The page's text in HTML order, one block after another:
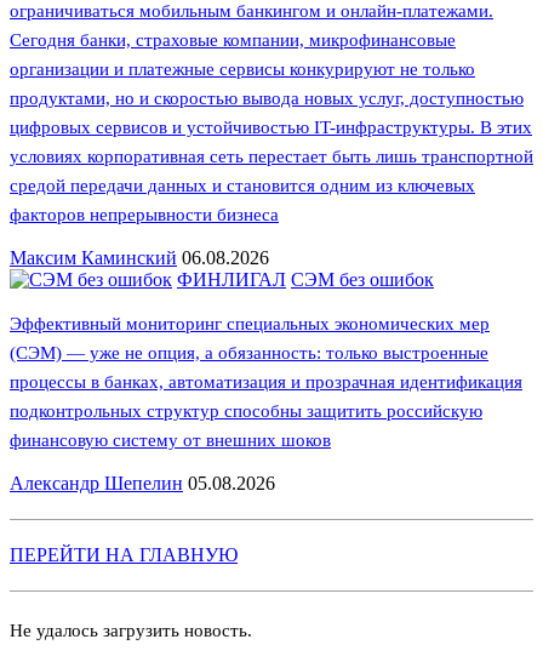
ограничиваться мобильным банкингом и онлайн-платежами.
Сегодня банки, страховые компании, микрофинансовые
организации и платежные сервисы конкурируют не только
продуктами, но и скоростью вывода новых услуг, доступностью
цифровых сервисов и устойчивостью IT-инфраструктуры. В этих
условиях корпоративная сеть перестает быть лишь транспортной
средой передачи данных и становится одним из ключевых
факторов непрерывности бизнеса
Максим Каминский 06.08.2026
ФИНЛИГАЛ СЭМ без ошибок
Эффективный мониторинг специальных экономических мер
(СЭМ) — уже не опция, а обязанность: только выстроенные
процессы в банках, автоматизация и прозрачная идентификация
подконтрольных структур способны защитить российскую
финансовую систему от внешних шоков
Александр Шепелин 05.08.2026
ПЕРЕЙТИ НА ГЛАВНУЮ
Не удалось загрузить новость.